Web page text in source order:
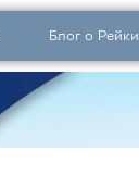
Блог о Рейки